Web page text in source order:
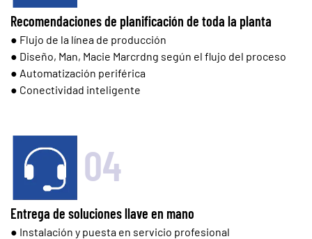
Recomendaciones de planificación de toda la planta
● Flujo de la línea de producción
● Diseño, Man, Macie Marcrdng según el flujo del proceso
● Automatización periférica
● Conectividad inteligente
04
Entrega de soluciones llave en mano
● Instalación y puesta en servicio profesional